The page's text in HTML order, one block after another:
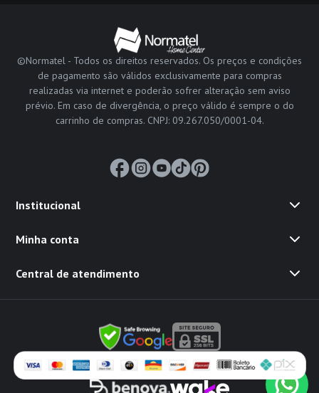
©Normatel - Todos os direitos reservados. Os preços e condições
de pagamento são válidos exclusivamente para compras
realizadas via internet e poderão sofrer alteração sem aviso
prévio. Em caso de divergência, o preço válido é sempre o do
carrinho de compras. CNPJ: 09.267.050/0001-04.
Institucional
Minha conta
Central de atendimento